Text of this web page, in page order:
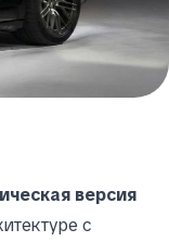
версия
с